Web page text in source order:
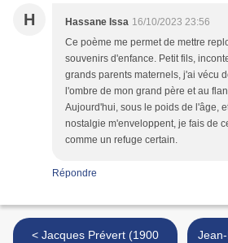
H Hassane Issa 16/10/2023 23:56
Ce poème me permet de mettre
souvenirs d'enfance. Petit fils,
grands parents maternels, j'ai vécu
l'ombre de mon grand père et au
Aujourd'hui, sous le poids de l'âge,
nostalgie m'enveloppent, je fais de
comme un refuge certain.
Répondre
< Jacques Prévert (1900